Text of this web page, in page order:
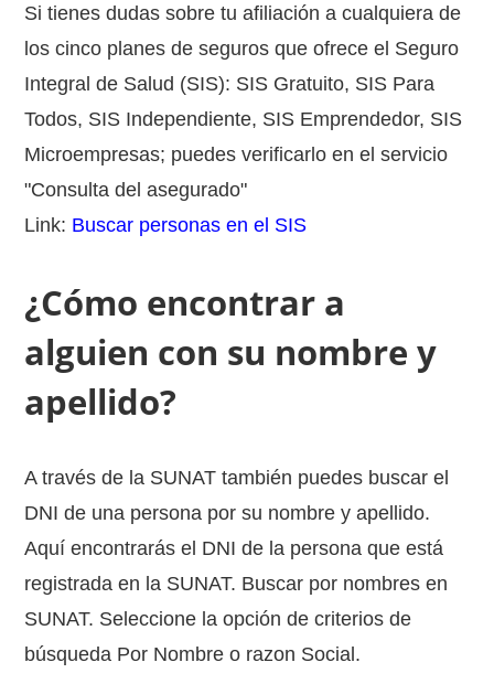
Si tienes dudas sobre tu afiliación a cualquiera de
los cinco planes de seguros que ofrece el Seguro
Integral de Salud (SIS): SIS Gratuito, SIS Para
Todos, SIS Independiente, SIS Emprendedor, SIS
Microempresas; puedes verificarlo en el servicio
"Consulta del asegurado"
Link: Buscar personas en el SIS
¿Cómo encontrar a
alguien con su nombre y
apellido?
A través de la SUNAT también puedes buscar el
DNI de una persona por su nombre y apellido.
Aquí encontrarás el DNI de la persona que está
registrada en la SUNAT. Buscar por nombres en
SUNAT. Seleccione la opción de criterios de
búsqueda Por Nombre o razon Social.